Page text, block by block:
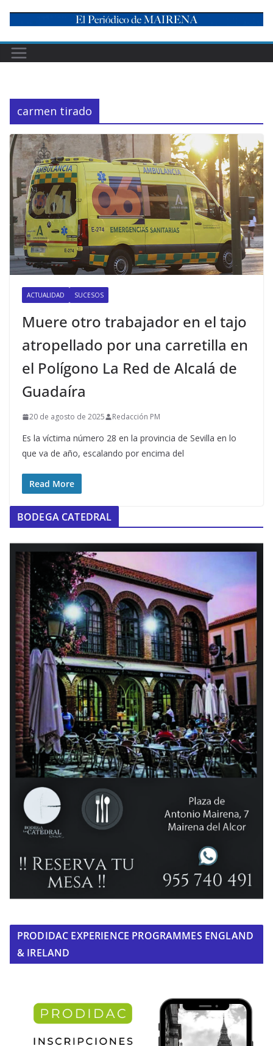
content
carmen tirado
ACTUALIDAD SUCESOS
Muere otro trabajador en el tajo
atropellado por una carretilla en
el Polígono La Red de Alcalá de
Guadaíra
20 de agosto de 2025 Redacción PM
Es la víctima número 28 en la provincia de Sevilla en lo
que va de año, escalando por encima del
Read More
BODEGA CATEDRAL
PRODIDAC EXPERIENCE PROGRAMMES ENGLAND
& IRELAND